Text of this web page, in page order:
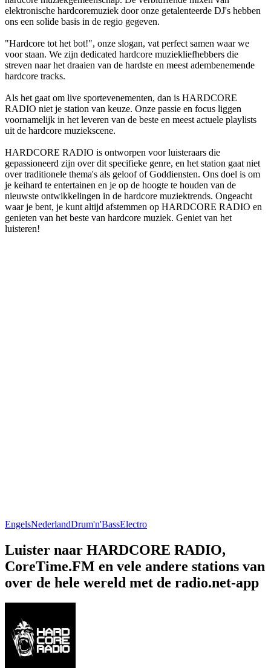
elektronische hardcoremuziek door onze getalenteerde DJ's hebben
ons een solide basis in de regio gegeven.
"Hardcore tot het bot!", onze slogan, vat perfect samen waar we
voor staan. We zijn dedicated hardcore muziekliefhebbers die
streven naar het draaien van de hardste en meest adembenemende
hardcore tracks.
Als het gaat om live sportevenementen, dan is HARDCORE
RADIO niet je station van keuze. Onze passie en focus liggen
voornamelijk in het leveren van de beste en meest actuele playlists
uit de hardcore muziekscene.
HARDCORE RADIO is ontworpen voor luisteraars die
gepassioneerd zijn over dit specifieke genre, en het station gaat niet
over traditionele thema's als geloof of Goddiensten. Ons doel is om
je keihard te entertainen en je op de hoogte te houden van de
nieuwste ontwikkelingen in de hardcore muziektrends. Ongeacht
waar je bent, je kunt altijd afstemmen op HARDCORE RADIO en
genieten van het beste van hardcore muziek. Geniet van het
luisteren!
EngelsNederlandDrum'n'BassElectro
Luister naar HARDCORE RADIO,
CoreTime.FM en vele andere stations van
over de hele wereld met de radio.net-app